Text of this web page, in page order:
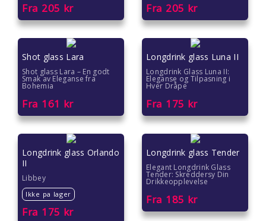
Gave til 50 åring
Gave til 60 åring
Gave til 70 åring
Farsdag gave
Eksklusive gaver
Julegavetips
Romantiske gaver
Gave under 2000 kr
Fra 205 kr Fra 205 kr
Shot glass Lara
Shot glass Lara – En godt
Smak av Eleganse fra
Bohemia
Fra 161 kr
Longdrink glass Luna II
Longdrink Glass Luna II:
Eleganse og Tilpasning i
Hver Dråpe
Fra 175 kr
Longdrink glass Orlando
II
Libbey
Ikke pa lager
Fra 175 kr
Longdrink glass Tender
Elegant Longdrink Glass
Tender: Skreddersy Din
Drikkeopplevelse
Fra 185 kr